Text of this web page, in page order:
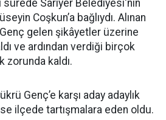
sürede Sarıyer Belediyesi'nin
Coşkun’a bağlıydı. Alınan
gelen şikâyetler üzerine
ve ardından verdiği birçok
zorunda kaldı.
Genç’e karşı aday adaylık
ilçede tartışmalara eden oldu.